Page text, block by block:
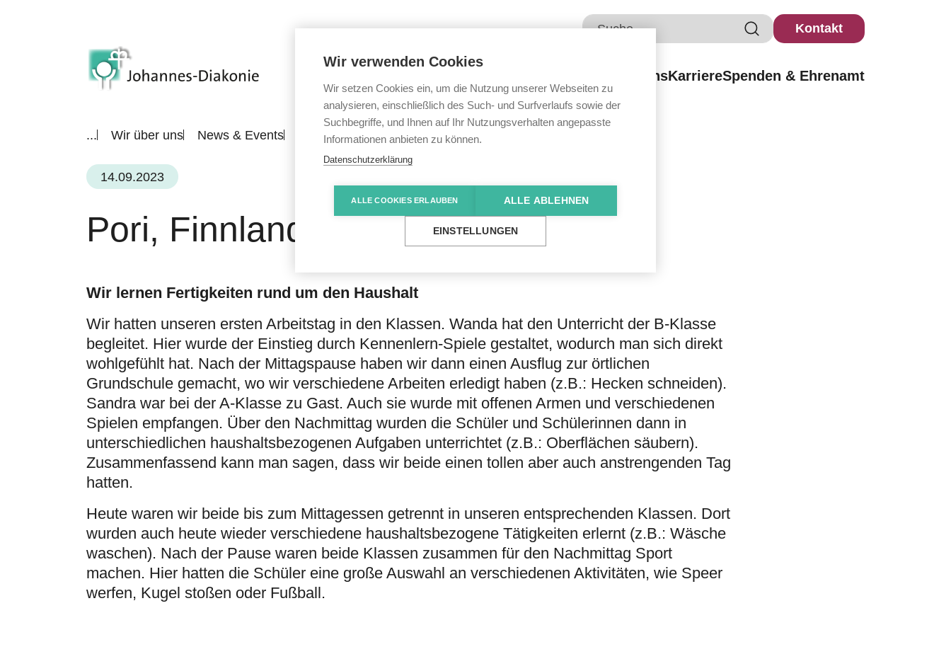
Kontakt
Wir über unsKarriereSpenden & Ehrenamt
... Wir über uns News & Events Alle News Pori, Finnland
14.09.2023
Pori, Finnland
Wir lernen Fertigkeiten rund um den Haushalt
Wir hatten unseren ersten Arbeitstag in den Klassen. Wanda hat den Unterricht der B-Klasse
begleitet. Hier wurde der Einstieg durch Kennenlern-Spiele gestaltet, wodurch man sich direkt
wohlgefühlt hat. Nach der Mittagspause haben wir dann einen Ausflug zur örtlichen
Grundschule gemacht, wo wir verschiedene Arbeiten erledigt haben (z.B.: Hecken schneiden).
Sandra war bei der A-Klasse zu Gast. Auch sie wurde mit offenen Armen und verschiedenen
Spielen empfangen. Über den Nachmittag wurden die Schüler und Schülerinnen dann in
unterschiedlichen haushaltsbezogenen Aufgaben unterrichtet (z.B.: Oberflächen säubern).
Zusammenfassend kann man sagen, dass wir beide einen tollen aber auch anstrengenden Tag
hatten.
Heute waren wir beide bis zum Mittagessen getrennt in unseren entsprechenden Klassen. Dort
wurden auch heute wieder verschiedene haushaltsbezogene Tätigkeiten erlernt (z.B.: Wäsche
waschen). Nach der Pause waren beide Klassen zusammen für den Nachmittag Sport
machen. Hier hatten die Schüler eine große Auswahl an verschiedenen Aktivitäten, wie Speer
werfen, Kugel stoßen oder Fußball.
Wir verwenden Cookies
Wir setzen Cookies ein, um die Nutzung unserer Webseiten zu
analysieren, einschließlich des Such- und Surfverlaufs sowie der
Suchbegriffe, und Ihnen auf Ihr Nutzungsverhalten angepasste
Informationen anbieten zu können.
Datenschutzerklärung
ALLE COOKIES ERLAUBEN ALLE ABLEHNEN
EINSTELLUNGEN